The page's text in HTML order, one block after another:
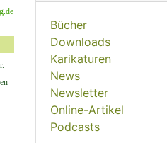
Bücher
Downloads
Karikaturen
News
Newsletter
Online-Artikel
Podcasts